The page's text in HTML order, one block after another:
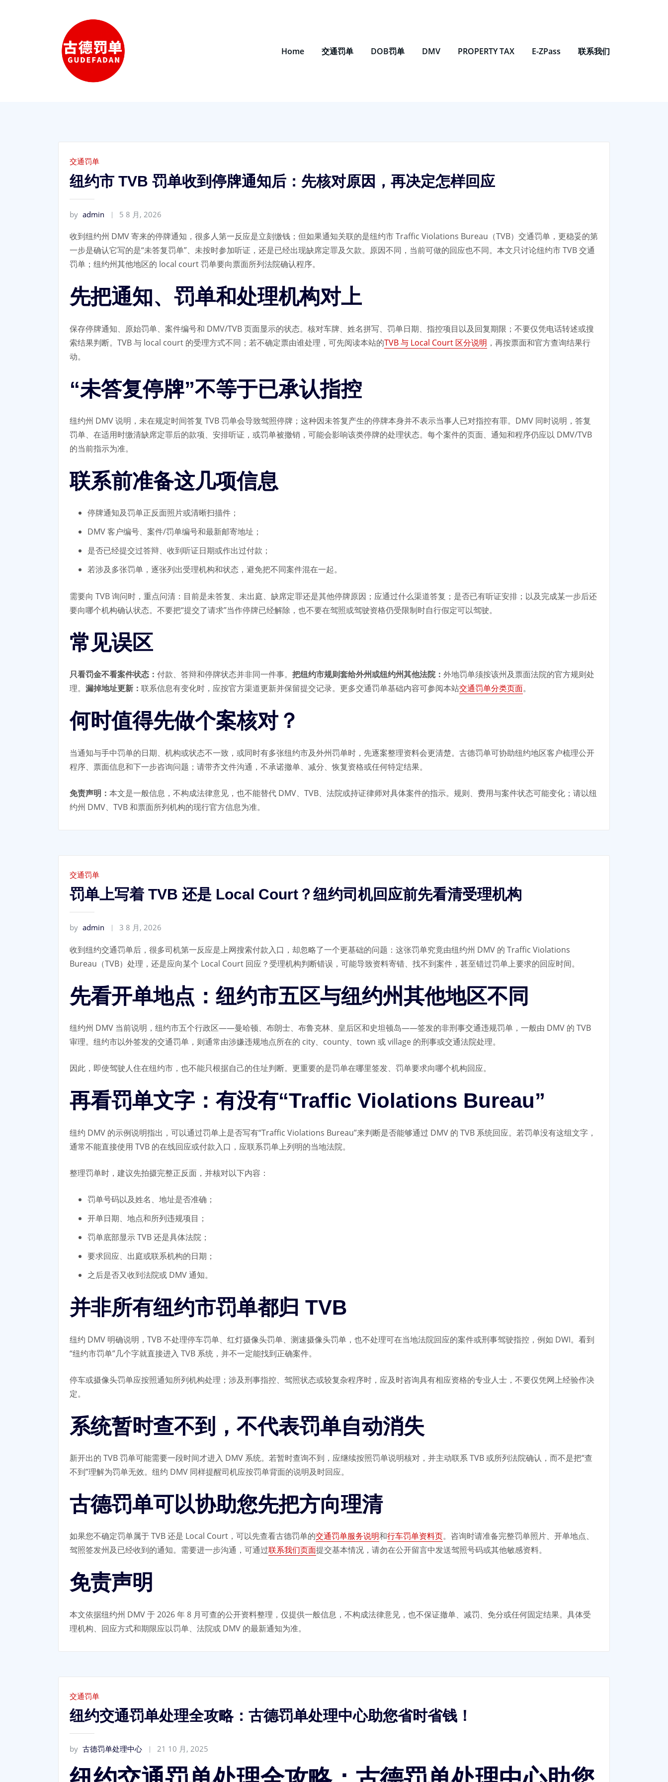
Home
交通罚单 DOB罚单 DMV PROPERTY TAX E-ZPass 联系我们
交通罚单
纽约市 TVB 罚单收到停牌通知后：先核对原因，再决定怎样回应
by admin 5 8 月, 2026
收到纽约州 DMV 寄来的停牌通知，很多人第一反应是立刻缴钱；但如果通知关联的是纽约市 Traffic Violations Bureau（TVB）交通罚单，更稳妥的第
一步是确认它写的是“未答复罚单”、未按时参加听证，还是已经出现缺席定罪及欠款。原因不同，当前可做的回应也不同。本文只讨论纽约市 TVB 交通
罚单；纽约州其他地区的 local court 罚单要向票面所列法院确认程序。
先把通知、罚单和处理机构对上
保存停牌通知、原始罚单、案件编号和 DMV/TVB 页面显示的状态。核对车牌、姓名拼写、罚单日期、指控项目以及回复期限；不要仅凭电话转述或搜
索结果判断。TVB 与 local court 的受理方式不同；若不确定票由谁处理，可先阅读本站的TVB 与 Local Court 区分说明 ，再按票面和官方查询结果行
动。
“未答复停牌”不等于已承认指控
纽约州 DMV 说明，未在规定时间答复 TVB 罚单会导致驾照停牌；这种因未答复产生的停牌本身并不表示当事人已对指控有罪。DMV 同时说明，答复
罚单、在适用时缴清缺席定罪后的款项、安排听证，或罚单被撤销，可能会影响该类停牌的处理状态。每个案件的页面、通知和程序仍应以 DMV/TVB
的当前指示为准。
联系前准备这几项信息
停牌通知及罚单正反面照片或清晰扫描件；
DMV 客户编号、案件/罚单编号和最新邮寄地址；
是否已经提交过答辩、收到听证日期或作出过付款；
若涉及多张罚单，逐张列出受理机构和状态，避免把不同案件混在一起。
需要向 TVB 询问时，重点问清：目前是未答复、未出庭、缺席定罪还是其他停牌原因；应通过什么渠道答复；是否已有听证安排；以及完成某一步后还
要向哪个机构确认状态。不要把“提交了请求”当作停牌已经解除，也不要在驾照或驾驶资格仍受限制时自行假定可以驾驶。
常见误区
只看罚金不看案件状态： 付款、答辩和停牌状态并非同一件事。 把纽约市规则套给外州或纽约州其他法院： 外地罚单须按该州及票面法院的官方规则处
理。 漏掉地址更新： 联系信息有变化时，应按官方渠道更新并保留提交记录。更多交通罚单基础内容可参阅本站交通罚单分类页面。
何时值得先做个案核对？
当通知与手中罚单的日期、机构或状态不一致，或同时有多张纽约市及外州罚单时，先逐案整理资料会更清楚。古德罚单可协助纽约地区客户梳理公开
程序、票面信息和下一步咨询问题；请带齐文件沟通，不承诺撤单、减分、恢复资格或任何特定结果。
免责声明： 本文是一般信息，不构成法律意见，也不能替代 DMV、TVB、法院或持证律师对具体案件的指示。规则、费用与案件状态可能变化；请以纽
约州 DMV、TVB 和票面所列机构的现行官方信息为准。
交通罚单
罚单上写着 TVB 还是 Local Court？纽约司机回应前先看清受理机构
by admin 3 8 月, 2026
收到纽约交通罚单后，很多司机第一反应是上网搜索付款入口，却忽略了一个更基础的问题：这张罚单究竟由纽约州 DMV 的 Traffic Violations
Bureau（TVB）处理，还是应向某个 Local Court 回应？受理机构判断错误，可能导致资料寄错、找不到案件，甚至错过罚单上要求的回应时间。
先看开单地点：纽约市五区与纽约州其他地区不同
纽约州 DMV 当前说明，纽约市五个行政区——曼哈顿、布朗士、布鲁克林、皇后区和史坦顿岛——签发的非刑事交通违规罚单，一般由 DMV 的 TVB
审理。纽约市以外签发的交通罚单，则通常由涉嫌违规地点所在的 city、county、town 或 village 的刑事或交通法院处理。
因此，即使驾驶人住在纽约市，也不能只根据自己的住址判断。更重要的是罚单在哪里签发、罚单要求向哪个机构回应。
再看罚单文字：有没有“Traffic Violations Bureau”
纽约 DMV 的示例说明指出，可以通过罚单上是否写有“Traffic Violations Bureau”来判断是否能够通过 DMV 的 TVB 系统回应。若罚单没有这组文字，
通常不能直接使用 TVB 的在线回应或付款入口，应联系罚单上列明的当地法院。
整理罚单时，建议先拍摄完整正反面，并核对以下内容：
罚单号码以及姓名、地址是否准确；
开单日期、地点和所列违规项目；
罚单底部显示 TVB 还是具体法院；
要求回应、出庭或联系机构的日期；
之后是否又收到法院或 DMV 通知。
并非所有纽约市罚单都归 TVB
纽约 DMV 明确说明，TVB 不处理停车罚单、红灯摄像头罚单、测速摄像头罚单，也不处理可在当地法院回应的案件或刑事驾驶指控，例如 DWI。看到
“纽约市罚单”几个字就直接进入 TVB 系统，并不一定能找到正确案件。
停车或摄像头罚单应按照通知所列机构处理；涉及刑事指控、驾照状态或较复杂程序时，应及时咨询具有相应资格的专业人士，不要仅凭网上经验作决
定。
系统暂时查不到，不代表罚单自动消失
新开出的 TVB 罚单可能需要一段时间才进入 DMV 系统。若暂时查询不到，应继续按照罚单说明核对，并主动联系 TVB 或所列法院确认，而不是把“查
不到”理解为罚单无效。纽约 DMV 同样提醒司机应按罚单背面的说明及时回应。
古德罚单可以协助您先把方向理清
如果您不确定罚单属于 TVB 还是 Local Court，可以先查看古德罚单的交通罚单服务说明和行车罚单资料页。咨询时请准备完整罚单照片、开单地点、
驾照签发州及已经收到的通知。需要进一步沟通，可通过联系我们页面提交基本情况，请勿在公开留言中发送驾照号码或其他敏感资料。
免责声明
本文依据纽约州 DMV 于 2026 年 8 月可查的公开资料整理，仅提供一般信息，不构成法律意见，也不保证撤单、减罚、免分或任何固定结果。具体受
理机构、回应方式和期限应以罚单、法院或 DMV 的最新通知为准。
交通罚单
纽约交通罚单处理全攻略：古德罚单处理中心助您省时省钱！
by 古德罚单处理中心 21 10 月, 2025